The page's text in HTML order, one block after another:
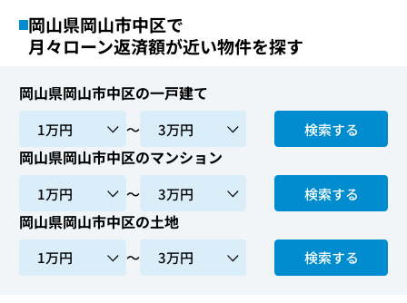
岡山県岡山市中区で
月々ローン返済額が近い物件を探す
岡山県岡山市中区の一戸建て
〜 検索する
岡山県岡山市中区のマンション
〜 検索する
岡山県岡山市中区の土地
〜 検索する